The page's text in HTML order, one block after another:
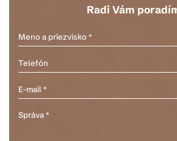
Radi Vám